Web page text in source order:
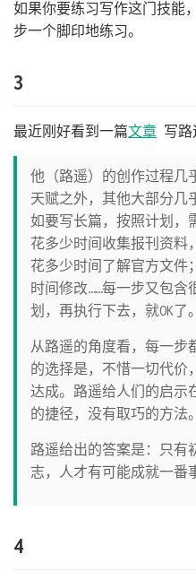
如果你要练习写作这门技能
步一个脚印地练习。
3
最近刚好看到一篇文章 写路
他（路遥）的创作过程几
天赋之外，其他大部分几
如要写长篇，按照计划，
花多少时间收集报刊资料
花多少时间了解官方文件
时间修改……每一步又包含
划，再执行下去，就OK了。
从路遥的角度看，每一步
的选择是，不惜一切代价
达成。路遥给人们的启示
的捷径，没有取巧的方法。
路遥给出的答案是：只有
志，人才有可能成就一番
4